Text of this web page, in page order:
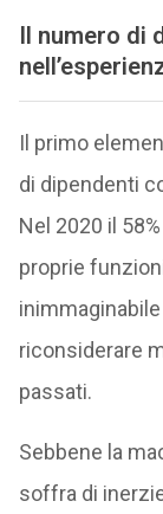
Il numero di
Il primo
di dipendenti
Nel 2020 il
proprie
riconsiderare
passati.
Sebbene la
soffra di